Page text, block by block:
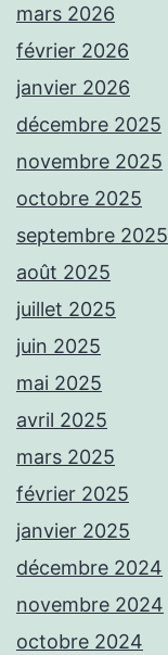
mars 2026
février 2026
janvier 2026
décembre 2025
novembre 2025
octobre 2025
septembre 2025
août 2025
juillet 2025
juin 2025
mai 2025
avril 2025
mars 2025
février 2025
janvier 2025
décembre 2024
novembre 2024
octobre 2024